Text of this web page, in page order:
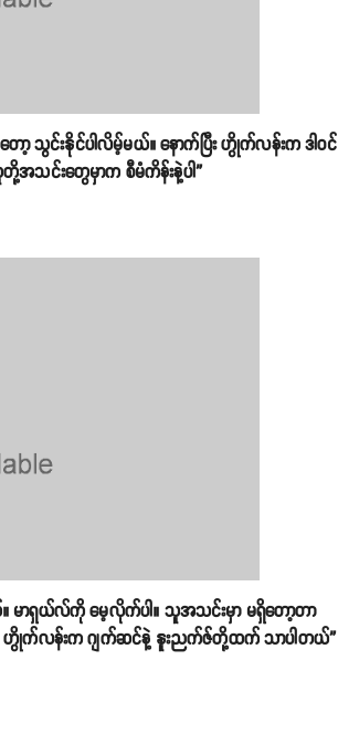
ာ့ သွင်းနိုင်ပါလိမ့်မယ်။ နောက်ပြီး ဟွိုက်လန်းက ဒါဝင်
အသင်းတွေမှာက စီမံကိန်းနဲ့ပါ”
ာရှယ်လ်ကို မေ့လိုက်ပါ။ သူအသင်းမှာ မရှိတော့တာ
ရင် ဟွိုက်လန်းက ဂျက်ဆင်နဲ့ နူးညက်ဇ်တို့ထက် သာပါတယ်”